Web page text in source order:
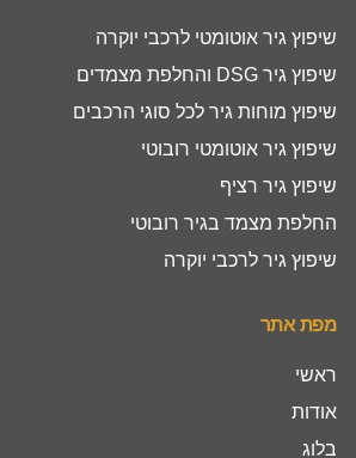
שיפוץ גיר אוטומטי לרכבי יוקרה
שיפוץ גיר DSG והחלפת מצמדים
שיפוץ מוחות גיר לכל סוגי הרכבים
שיפוץ גיר אוטומטי רובוטי
שיפוץ גיר רציף
החלפת מצמד בגיר רובוטי
שיפוץ גיר לרכבי יוקרה
מפת אתר
ראשי
אודות
בלוג